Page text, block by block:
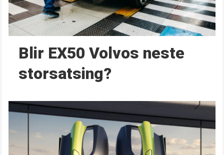
Blir EX50 Volvos neste
storsatsing?